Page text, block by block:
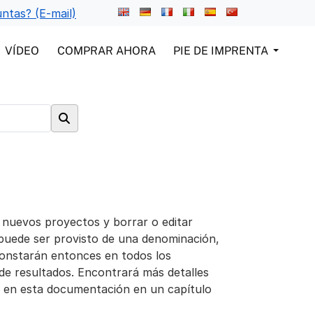
(E-mail)
VÍDEO COMPRAR AHORA PIE DE IMPRENTA
proyectos y borrar o editar
ser provisto de una denominación,
entonces en todos los
resultados. Encontrará más detalles
esta documentación en un capítulo